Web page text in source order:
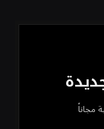
مجاناً